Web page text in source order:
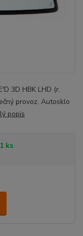
3D HBK LHD (r.
provoz. Autosklo
popis
ks